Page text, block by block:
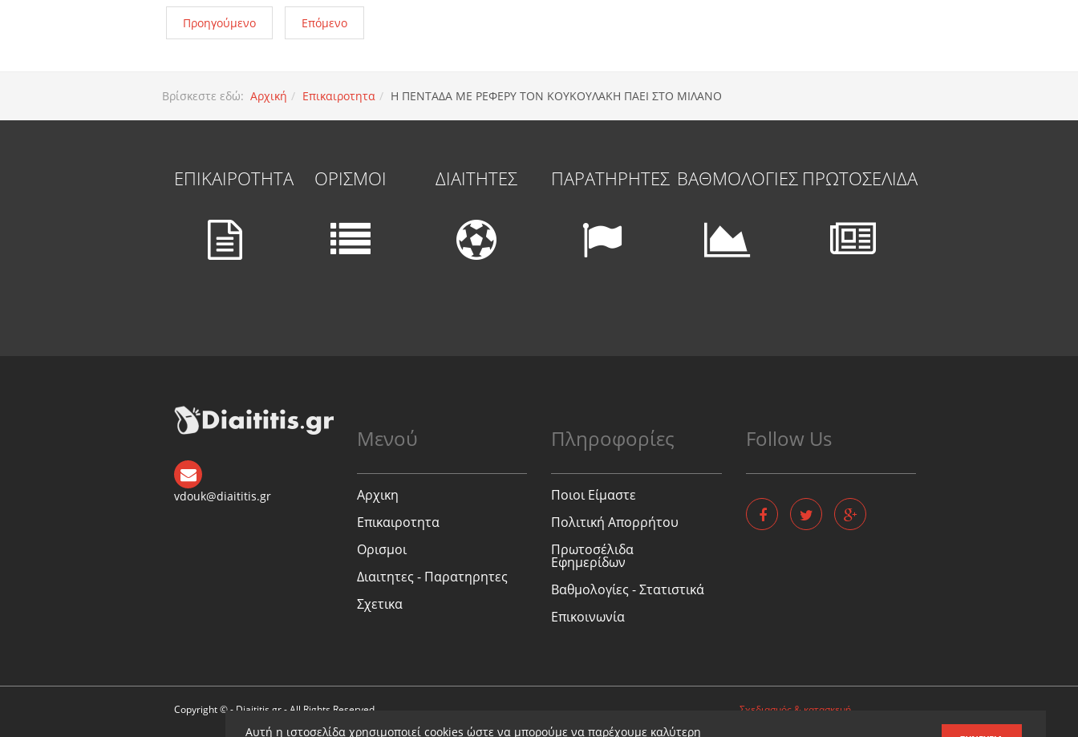
Προηγούμενο Επόμενο
Βρίσκεστε εδώ: Αρχική Επικαιροτητα Η ΠΕΝΤΑΔΑ ΜΕ ΡΕΦΕΡΥ ΤΟΝ ΚΟΥΚΟΥΛΑΚΗ ΠΑΕΙ ΣΤΟ ΜΙΛΑΝΟ
ΕΠΙΚΑΙΡΟΤΗΤΑ ΟΡΙΣΜΟΙ ΔΙΑΙΤΗΤΕΣ ΠΑΡΑΤΗΡΗΤΕΣ ΒΑΘΜΟΛΟΓΙΕΣ ΠΡΩΤΟΣΕΛΙΔΑ
vdouk@diaititis.gr
Μενού
Αρχικη
Επικαιροτητα
Ορισμοι
Διαιτητες - Παρατηρητες
Σχετικα
Πληροφορίες
Ποιοι Είμαστε
Πολιτική Απορρήτου
Πρωτοσέλιδα
Εφημερίδων
Βαθμολογίες - Στατιστικά
Επικοινωνία
Follow Us
Copyright © - Diaititis.gr - All Rights Reserved.
Σχεδιασμός & κατασκευή
Αυτή η ιστοσελίδα χρησιμοποιεί cookies ώστε να μπορούμε να παρέχουμε καλύτερη